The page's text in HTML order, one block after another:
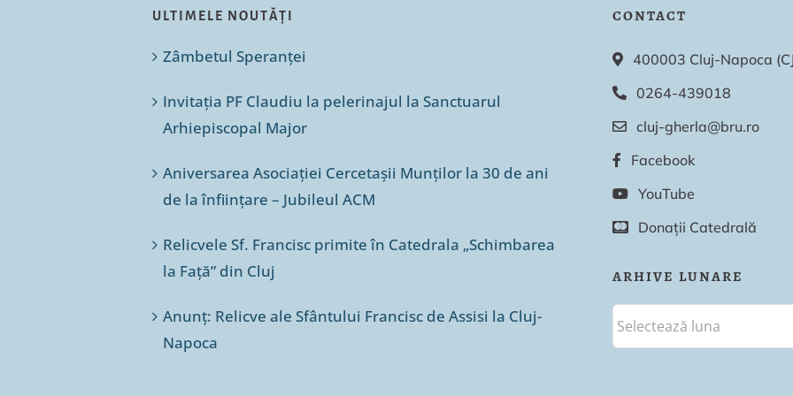
ULTIMELE NOUTĂȚI
Zâmbetul Speranței
Invitația PF Claudiu la pelerinajul la Sanctuarul
Arhiepiscopal Major
Aniversarea Asociației Cercetașii Munților la 30 de ani
de la înființare – Jubileul ACM
Relicvele Sf. Francisc primite în Catedrala „Schimbarea
la Față” din Cluj
Anunț: Relicve ale Sfântului Francisc de Assisi la Cluj-
Napoca
CONTACT
400003 Cluj-Napoca
0264-439018
cluj-gherla@bru.ro
Facebook
YouTube
Donații Catedrală
ARHIVE LUNARE